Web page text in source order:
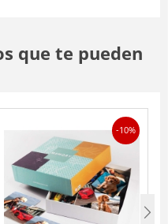
que te pueden
-10%